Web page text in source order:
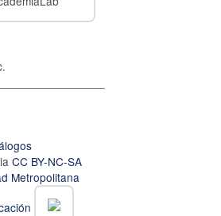
CC BY-NC-SA
Metropolitana